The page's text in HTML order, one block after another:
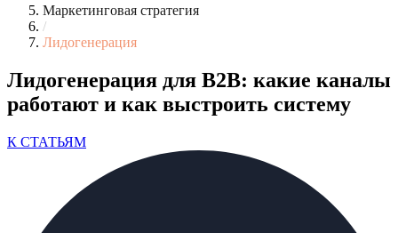
Маркетинговая стратегия
/
Лидогенерация
Лидогенерация для B2B: какие каналы
работают и как выстроить систему
К СТАТЬЯМ